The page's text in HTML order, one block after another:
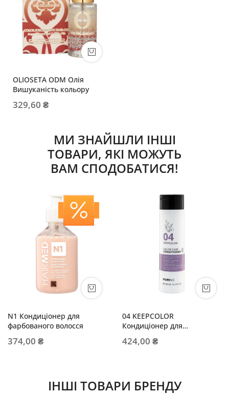
OLIOSETA ODM Олія
Вишуканість кольору
329,60 ₴
МИ ЗНАЙШЛИ ІНШІ
ТОВАРИ, ЯКІ МОЖУТЬ
ВАМ СПОДОБАТИСЯ!
N1 Кондиціонер для
фарбованого волосся
374,00 ₴
04 KEEPCOLOR
Кондиціонер для
фарбованого волосся
424,00 ₴
ІНШІ ТОВАРИ БРЕНДУ